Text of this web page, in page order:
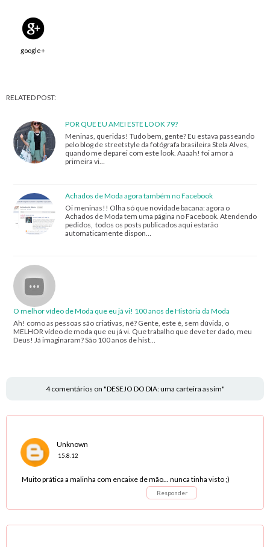
google+
RELATED POST:
POR QUE EU AMEI ESTE LOOK 79?
Meninas, queridas! Tudo bem, gente? Eu estava passeando
pelo blog de streetstyle da fotógrafa brasileira Stela Alves,
quando me deparei com este look. Aaaah! foi amor à
primeira vi…
Achados de Moda agora também no Facebook
Oi meninas!! Olha só que novidade bacana: agora o
Achados de Moda tem uma página no Facebook. Atendendo
pedidos, todos os posts publicados aqui estarão
automaticamente dispon…
O melhor vídeo de Moda que eu já vi! 100 anos de História da Moda
Ah! como as pessoas são criativas, né? Gente, este é, sem dúvida, o
MELHOR vídeo de moda que eu já vi. Que trabalho que deve ter dado, meu
Deus! Já imaginaram? São 100 anos de hist…
4 comentários on "DESEJO DO DIA: uma carteira assim"
Unknown
15.8.12
Muito prática a malinha com encaixe de mão... nunca tinha visto ;)
Responder